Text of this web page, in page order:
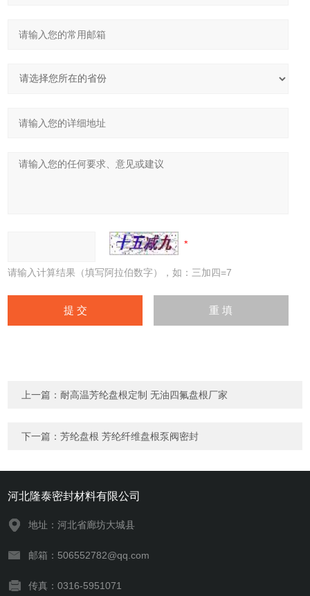
请输入计算结果（填写阿拉伯数字），如：三加四=7
上一篇： 耐高温芳纶盘根定制 无油四氟盘根厂家
下一篇：芳纶盘根 芳纶纤维盘根泵阀密封
河北隆泰密封材料有限公司
地址：河北省廊坊大城县
邮箱：506552782@qq.com
传真：0316-5951071